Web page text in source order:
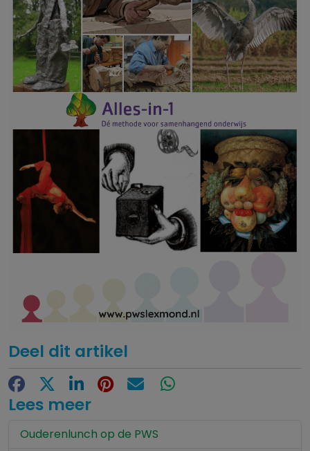
Deel dit artikel
Facebook LinkedInPinterestE-mailWhatsApp
Lees meer
Ouderenlunch op de PWS